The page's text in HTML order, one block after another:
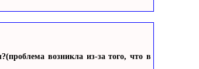
возникла из-за того, что в